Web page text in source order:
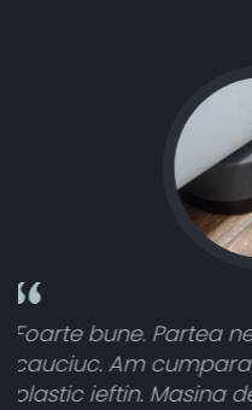
un
Toate sunt foarte
atât de bine în
cele 8 bucati dar